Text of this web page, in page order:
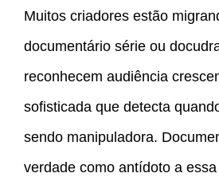
Muitos criadores estão
documentário série ou
reconhecem audiência
sofisticada que detecta
sendo manipuladora.
verdade como antídoto a